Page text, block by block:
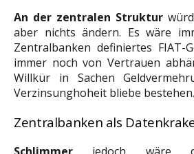
An der zentralen Struktur
aber nichts ändern. Es wäre
Zentralbanken definiertes FIAT-
immer noch von Vertrauen
Willkür in Sachen
Verzinsunghoheit bliebe bestehen.
Zentralbanken als
Schlimmer jedoch wäre